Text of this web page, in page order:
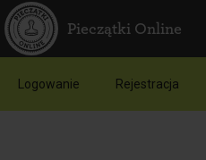
Pieczątki Online
Logowanie Rejestracja